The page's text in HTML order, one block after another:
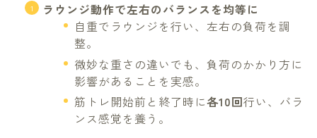
ラウンジ動作で左右のバランスを均等に
自重でラウンジを行い、左右の負荷を調
整。
微妙な重さの違いでも、負荷のかかり方に
影響があることを実感。
筋トレ開始前と終了時に各10回行い、バラ
ンス感覚を養う。